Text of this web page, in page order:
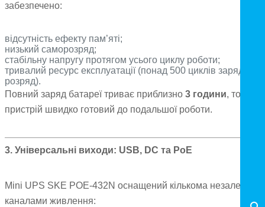
забезпечено:
відсутність ефекту пам’яті;
низький саморозряд;
стабільну напругу протягом усього циклу роботи;
тривалий ресурс експлуатації (понад 500 циклів заряд/
розряд).
Повний заряд батареї триває приблизно 3 години, тому
пристрій швидко готовий до подальшої роботи.
3. Універсальні виходи: USB, DC та PoE
Mini UPS SKE POE-432N оснащений кількома
каналами живлення: